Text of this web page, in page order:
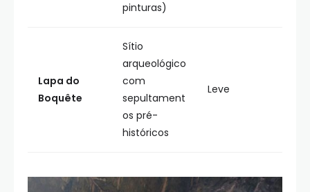
pinturas)
Lapa do
Boquête
Sítio
arqueológico
com
sepultament
os pré-
históricos
Leve